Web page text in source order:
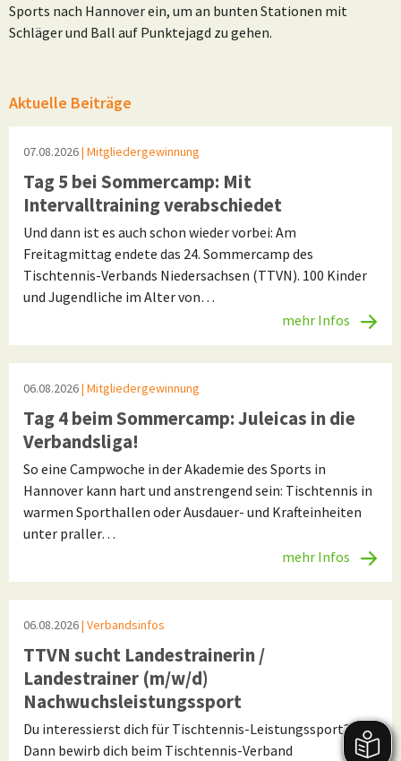
Sports nach Hannover ein, um an bunten Stationen mit
Schläger und Ball auf Punktejagd zu gehen.
Aktuelle Beiträge
07.08.2026| Mitgliedergewinnung
Tag 5 bei Sommercamp: Mit
Intervalltraining verabschiedet
Und dann ist es auch schon wieder vorbei: Am
Freitagmittag endete das 24. Sommercamp des
Tischtennis-Verbands Niedersachsen (TTVN). 100 Kinder
und Jugendliche im Alter von…
mehr Infos
06.08.2026| Mitgliedergewinnung
Tag 4 beim Sommercamp: Juleicas in die
Verbandsliga!
So eine Campwoche in der Akademie des Sports in
Hannover kann hart und anstrengend sein: Tischtennis in
warmen Sporthallen oder Ausdauer- und Krafteinheiten
unter praller…
mehr Infos
06.08.2026| Verbandsinfos
TTVN sucht Landestrainerin /
Landestrainer (m/w/d)
Nachwuchsleistungssport
Du interessierst dich für Tischtennis-Leistungssport?
Dann bewirb dich beim Tischtennis-Verband